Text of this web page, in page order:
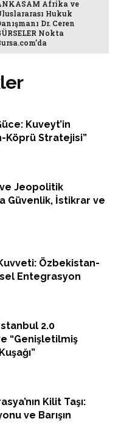
Kuveyt’in
Köprü Stratejisi”
ve Jeopolitik
Güvenlik, İstikrar ve
Özbekistan-
Entegrasyon
2.0
“Genişletilmiş
Kilit Taşı:
ve Barışın
Afrika ve
Hukuk
Dr. Ceren
Nokta